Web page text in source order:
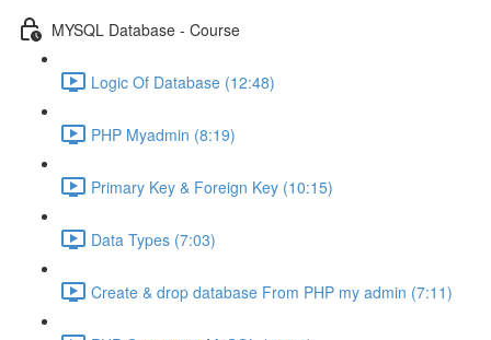
MYSQL Database - Course
Logic Of Database (12:48)
PHP Myadmin (8:19)
Primary Key & Foreign Key (10:15)
Data Types (7:03)
Create & drop database From PHP my admin (7:11)